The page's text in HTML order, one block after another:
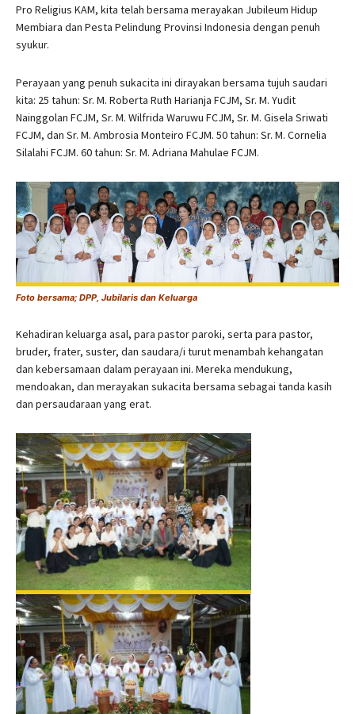
Pro Religius KAM, kita telah bersama merayakan Jubileum Hidup
Membiara dan Pesta Pelindung Provinsi Indonesia dengan penuh
syukur.
Perayaan yang penuh sukacita ini dirayakan bersama tujuh saudari
kita: 25 tahun: Sr. M. Roberta Ruth Harianja FCJM, Sr. M. Yudit
Nainggolan FCJM, Sr. M. Wilfrida Waruwu FCJM, Sr. M. Gisela Sriwati
FCJM, dan Sr. M. Ambrosia Monteiro FCJM. 50 tahun: Sr. M. Cornelia
Silalahi FCJM. 60 tahun: Sr. M. Adriana Mahulae FCJM.
Foto bersama; DPP, Jubilaris dan Keluarga
Kehadiran keluarga asal, para pastor paroki, serta para pastor,
bruder, frater, suster, dan saudara/i turut menambah kehangatan
dan kebersamaan dalam perayaan ini. Mereka mendukung,
mendoakan, dan merayakan sukacita bersama sebagai tanda kasih
dan persaudaraan yang erat.